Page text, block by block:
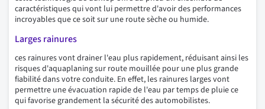
caractéristiques qui vont lui permettre d'avoir des performances
incroyables que ce soit sur une route sèche ou humide.
Larges rainures
ces rainures vont drainer l'eau plus rapidement, réduisant ainsi les
risques d'aquaplaning sur route mouillée pour une plus grande
fiabilité dans votre conduite. En effet, les rainures larges vont
permettre une évacuation rapide de l'eau par temps de pluie ce
qui favorise grandement la sécurité des automobilistes.